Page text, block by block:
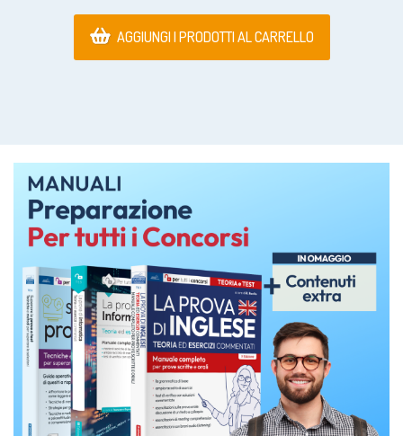
AGGIUNGI I PRODOTTI AL CARRELLO